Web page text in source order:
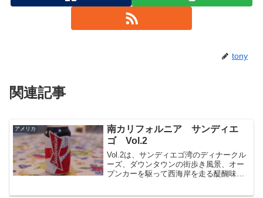
tony
関連記事
アメリカ
南カリフォルニア サンディエ
ゴ Vol.2
Vol.2は、サンディエゴ湾のディナークル
ーズ、ダウンタウンの街歩き風景、オー
プンカーを駆って西海岸を走る醍醐味、